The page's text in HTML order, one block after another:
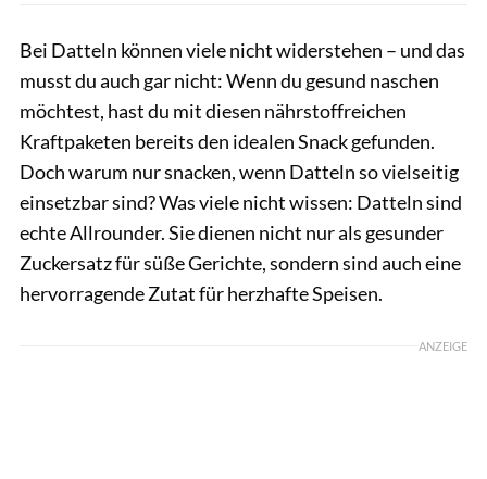
Bei Datteln können viele nicht widerstehen – und das
musst du auch gar nicht: Wenn du gesund naschen
möchtest, hast du mit diesen nährstoffreichen
Kraftpaketen bereits den idealen Snack gefunden.
Doch warum nur snacken, wenn Datteln so vielseitig
einsetzbar sind? Was viele nicht wissen: Datteln sind
echte Allrounder. Sie dienen nicht nur als gesunder
Zuckersatz für süße Gerichte, sondern sind auch eine
hervorragende Zutat für herzhafte Speisen.
ANZEIGE